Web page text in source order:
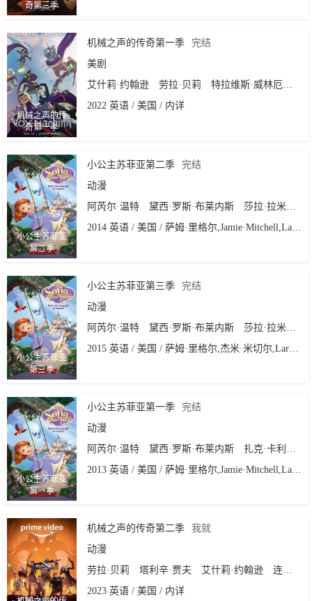
奇第三季
机械之声的传
奇第一季
机械之声的传奇第一季
完结
美剧
艾什莉·约翰逊
劳拉·贝莉 特拉维斯·威林厄姆
2022 英语 / 美国 / 内详
小公主苏菲亚
第二季
小公主苏菲亚第二季
完结
动漫
阿芮尔·温特
黛西·罗斯·布莱内斯
莎拉·拉米尔兹
2014 英语 / 美国 / 萨姆·里格尔,Jamie·Mitchell,Larry·Leichliter
小公主苏菲亚
第三季
小公主苏菲亚第三季
完结
动漫
阿芮尔·温特
黛西·罗斯·布莱内斯
莎拉·拉米尔兹
2015 英语 / 美国 / 萨姆·里格尔,杰米·米切尔,Larry Leichliter
小公主苏菲亚
第一季
小公主苏菲亚第一季
完结
动漫
阿芮尔·温特
黛西·罗斯·布莱内斯 扎克·卡利森
2013 英语 / 美国 / 萨姆·里格尔,Jamie·Mitchell,Larry·Leichliter
机械之声的传奇第二季
我就
动漫
劳拉·贝莉
塔利辛·贾夫 艾什莉·约翰逊
连姆·奥布赖恩
2023 英语 / 美国 / 内详